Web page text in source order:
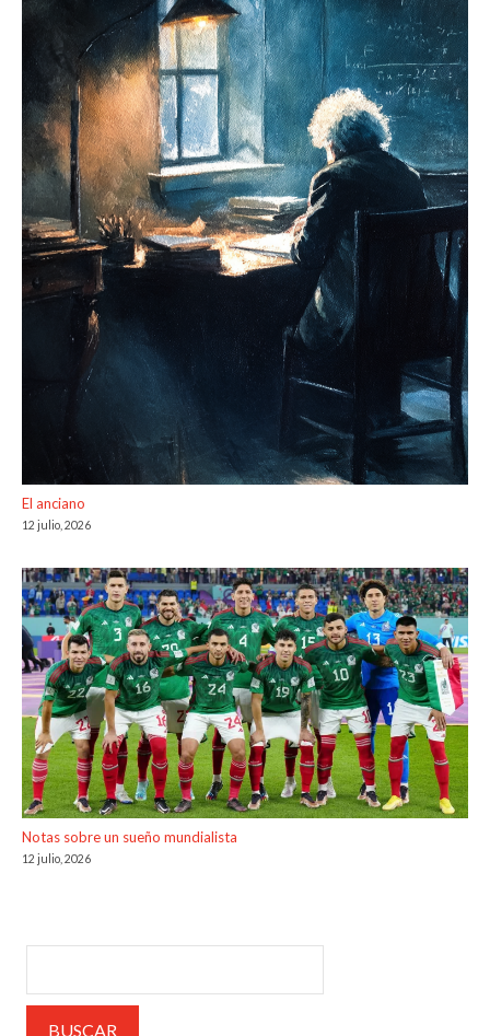
El anciano
12 julio, 2026
Notas sobre un sueño mundialista
12 julio, 2026